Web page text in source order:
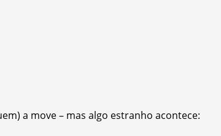
a move – mas algo estranho acontece: